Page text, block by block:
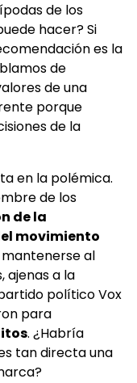
de los
hacer? Si
es la
de
de una
porque
de la
en la polémica.
de los
de la
movimiento
al
ajenas a la
político Vox
para
. ¿Habría
tan directa una